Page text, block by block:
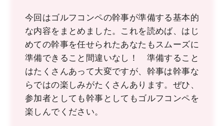
今回はゴルフコンペの幹事が準備する基本的
な内容をまとめました。これを読めば、はじ
めての幹事を任せられたあなたもスムーズに
準備できること間違いなし！ 準備すること
はたくさんあって大変ですが、幹事は幹事な
らではの楽しみがたくさんあります。ぜひ、
参加者としても幹事としてもゴルフコンペを
楽しんでください。